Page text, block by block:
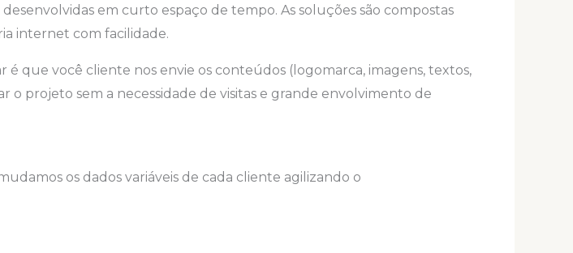
em curto espaço de tempo. As soluções são compostas
internet com facilidade.
é que você cliente nos envie os conteúdos (logomarca, imagens, textos,
projeto sem a necessidade de visitas e grande envolvimento de
os dados variáveis de cada cliente agilizando o